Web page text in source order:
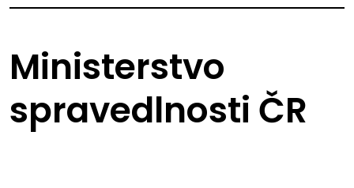
Ministerstvo
spravedlnosti ČR